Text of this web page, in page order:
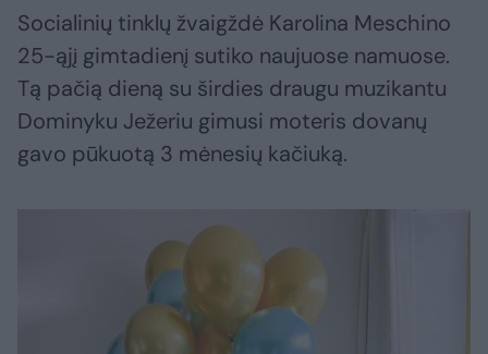
Socialinių tinklų žvaigždė Karolina Meschino
25-ąjį gimtadienį sutiko naujuose namuose.
Tą pačią dieną su širdies draugu muzikantu
Dominyku Ježeriu gimusi moteris dovanų
gavo pūkuotą 3 mėnesių kačiuką.